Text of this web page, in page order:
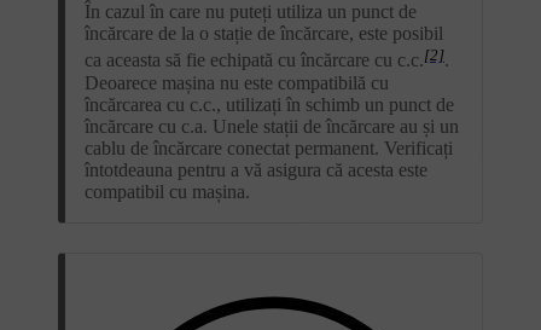
În cazul în care nu puteți utiliza un punct de
încărcare de la o stație de încărcare, este posibil
ca aceasta să fie echipată cu încărcare cu c.c.[2].
Deoarece mașina nu este compatibilă cu
încărcarea cu c.c., utilizați în schimb un punct de
încărcare cu c.a. Unele stații de încărcare au și un
cablu de încărcare conectat permanent. Verificați
întotdeauna pentru a vă asigura că acesta este
compatibil cu mașina.